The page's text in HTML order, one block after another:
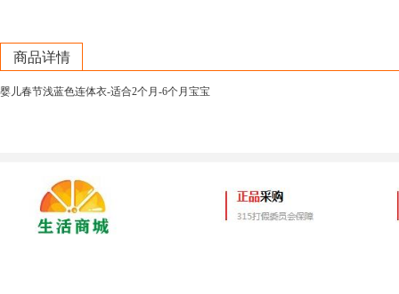
商品详情
婴儿春节浅蓝色连体衣-适合2个月-6个月宝宝